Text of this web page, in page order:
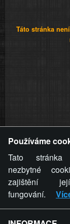
Táto stránka
videa a
stránky týče,
stránku,
komentáře
provozovateli
Používáme
Tato
nezbytné
zajištění
fungování.